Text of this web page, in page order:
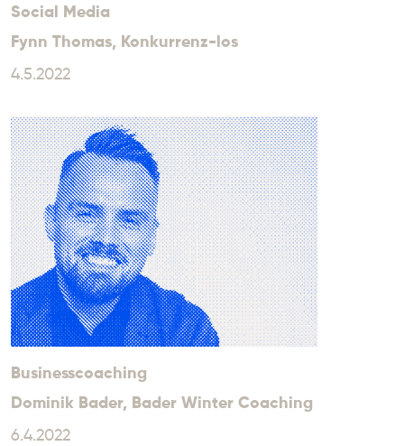
Social Media
Fynn Thomas, Konkurrenz-los
4.5.2022
Businesscoaching
Dominik Bader, Bader Winter Coaching
6.4.2022